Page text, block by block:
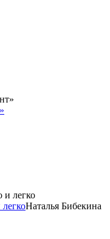
Наталья Бибекина